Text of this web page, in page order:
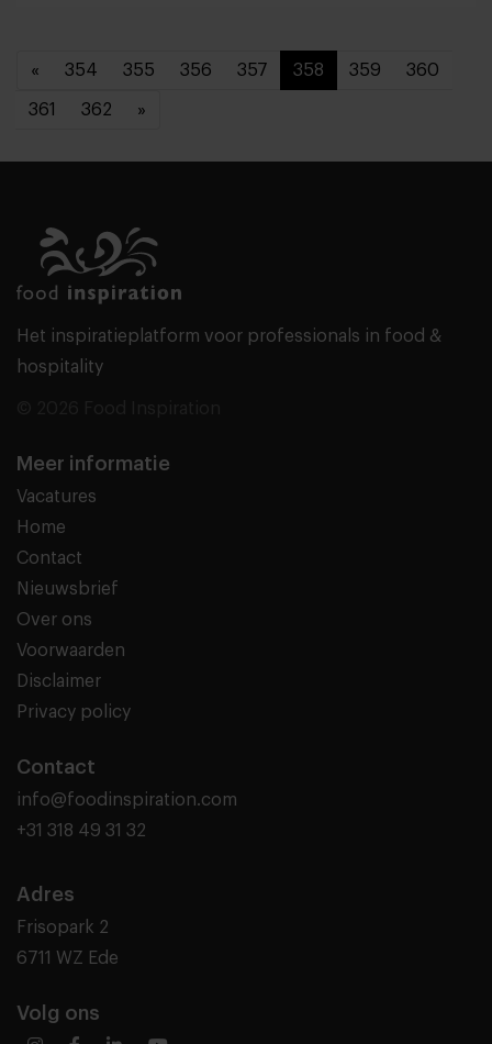
« 354 355 356 357 358 359 360
361 362 »
Het inspiratieplatform voor professionals in food &
hospitality
Meer informatie
Vacatures
Home
Contact
Nieuwsbrief
Over ons
Voorwaarden
Disclaimer
Privacy policy
Contact
info@foodinspiration.com
+31 318 49 31 32
Adres
Frisopark 2
6711 WZ Ede
Volg ons